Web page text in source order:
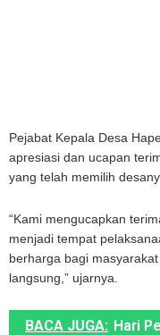
Pejabat Kepala Desa
apresiasi dan ucapan
yang telah memilih
“Kami mengucapkan
menjadi tempat
berharga bagi
langsung,” ujarnya.
BACA JUGA: Hari